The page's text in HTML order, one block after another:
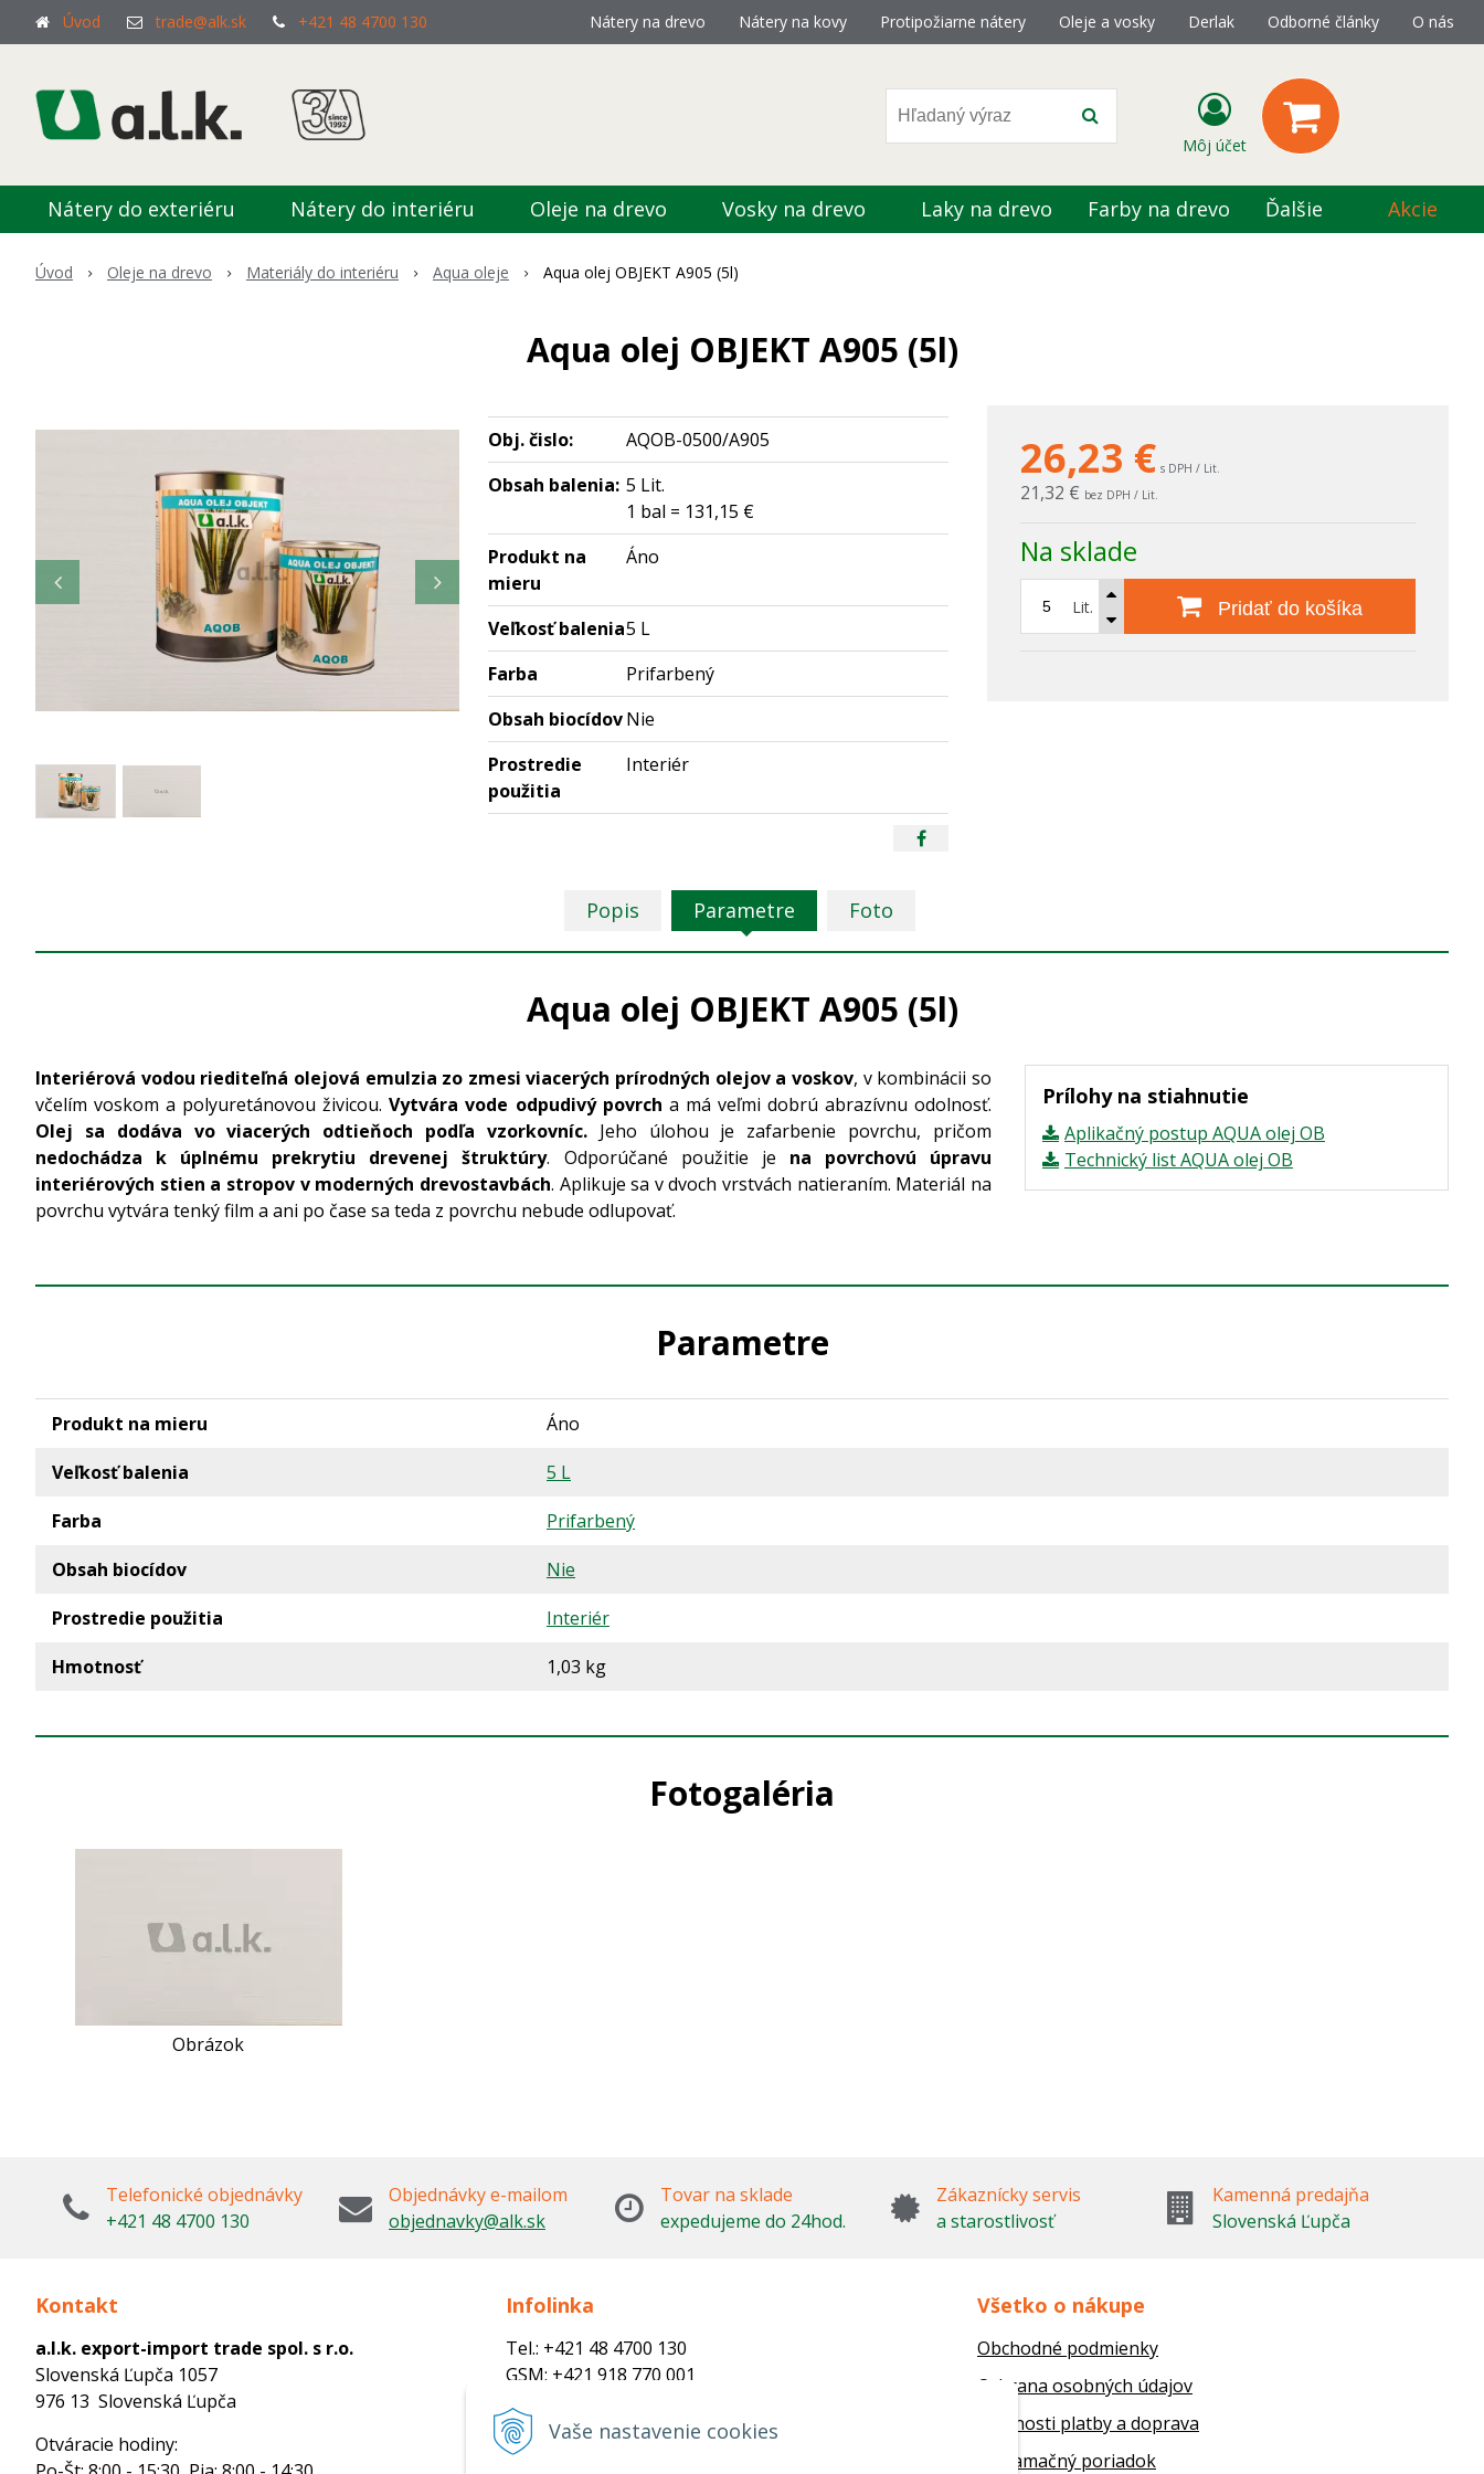
Vaše nastavenie cookies
Úvod trade@alk.sk +421 48 4700 130 Nátery na drevo Nátery na kovy Protipožiarne nátery Oleje a vosky Derlak Odborné články O nás
Môj účet
Nátery do exteriéru Nátery do interiéru Oleje na drevo Vosky na drevo Laky na drevo Farby na drevo Ďalšie Akcie
Úvod Oleje na drevo Materiály do interiéru Aqua oleje Aqua olej OBJEKT A905 (5l)
Aqua olej OBJEKT A905 (5l)
26,23 € s DPH / Lit.
21,32 € bez DPH / Lit.
Na sklade
Lit. Pridať do košíka
Obj. čislo:
AQOB-0500/A905
Obsah balenia: 5 Lit.
1 bal = 131,15 €
Produkt na
mieru
Áno
Veľkosť balenia5 L
Farba
Prifarbený
Obsah biocídovNie
Prostredie
použitia
Interiér
Popis Parametre Foto
Aqua olej OBJEKT A905 (5l)
Prílohy na stiahnutie
Aplikačný postup AQUA olej OB
Technický list AQUA olej OB
Interiérová vodou riediteľná olejová emulzia zo zmesi viacerých prírodných olejov a voskov, v kombinácii so
včelím voskom a polyuretánovou živicou.Vytvára vode odpudivý povrch a má veľmi dobrú abrazívnu odolnosť.
Olej sa dodáva vo viacerých odtieňoch podľa vzorkovníc.Jeho úlohou je zafarbenie povrchu, pričom
nedochádza k úplnému prekrytiu drevenej štruktúry. Odporúčané použitie je na povrchovú úpravu
interiérových stien a stropov v moderných drevostavbách. Aplikuje sa v dvoch vrstvách natieraním. Materiál na
povrchu vytvára tenký film a ani po čase sa teda z povrchu nebude odlupovať.
Parametre
Produkt na mieru
Áno
Veľkosť balenia
5 L
Farba
Prifarbený
Obsah biocídov
Nie
Prostredie použitia
Interiér
Hmotnosť
1,03 kg
Fotogaléria
Obrázok
Telefonické objednávky
+421 48 4700 130
Objednávky e-mailom
objednavky@alk.sk
Tovar na sklade
expedujeme do 24hod.
Zákaznícky servis
a starostlivosť
Kamenná predajňa
Slovenská Ľupča
Kontakt
a.l.k. export-import trade spol. s r.o.
Slovenská Ľupča 1057
976 13 Slovenská Ľupča
Otváracie hodiny:
Infolinka
Tel.: +421 48 4700 130
GSM: +421 918 770 001
trade@alk.sk
objednavky@alk.sk
Všetko o nákupe
Obchodné podmienky
Ochrana osobných údajov
Možnosti platby a doprava
Reklamačný poriadok